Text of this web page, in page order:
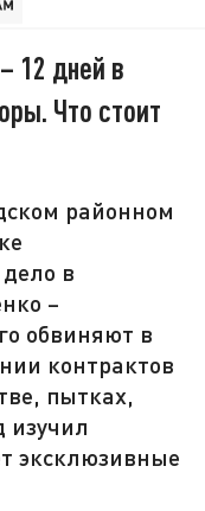
12 дней в
Что стоит
районном
в
–
обвиняют в
контрактов
пытках,
изучил
эксклюзивные